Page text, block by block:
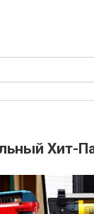
Хит-